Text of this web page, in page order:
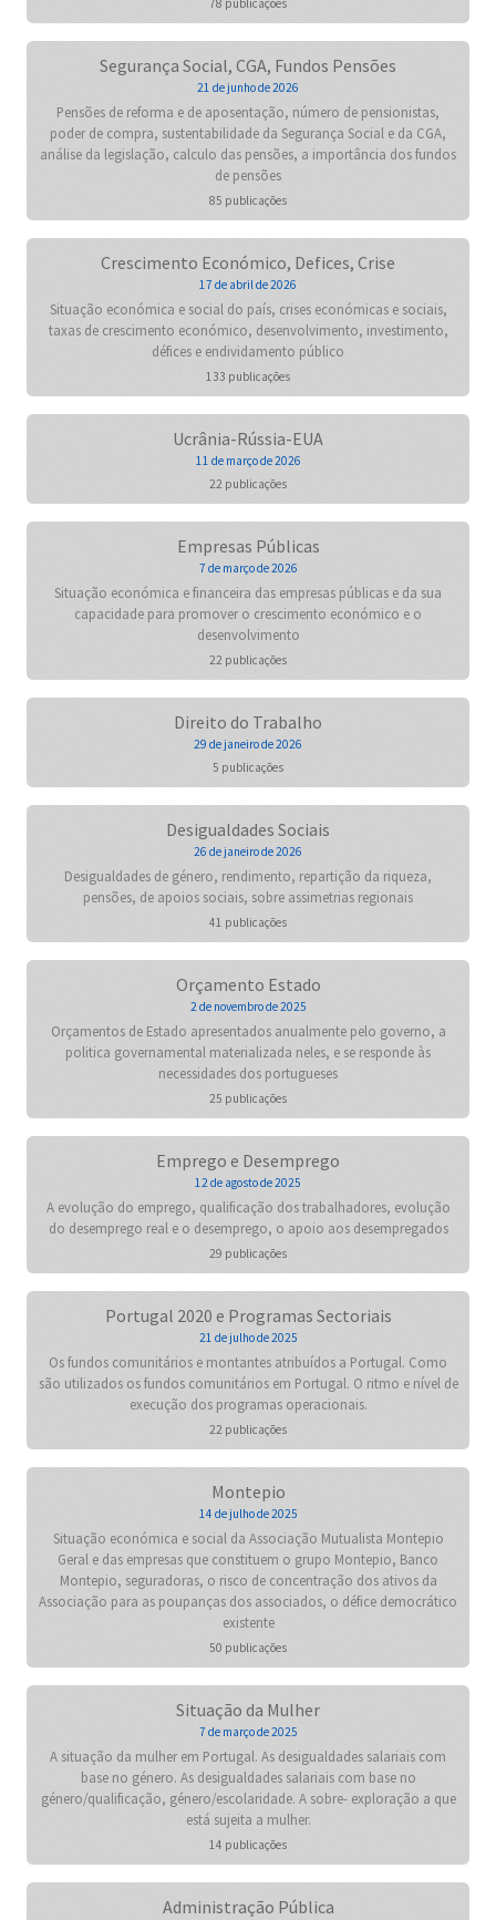
78 publicações
Segurança Social, CGA, Fundos Pensões
21 de junho de 2026
Pensões de reforma e de aposentação, número de pensionistas,
poder de compra, sustentabilidade da Segurança Social e da CGA,
análise da legislação, calculo das pensões, a importância dos fundos
de pensões
85 publicações
Crescimento Económico, Defices, Crise
17 de abril de 2026
Situação económica e social do país, crises económicas e sociais,
taxas de crescimento económico, desenvolvimento, investimento,
défices e endividamento público
133 publicações
Ucrânia-Rússia-EUA
11 de março de 2026
22 publicações
Empresas Públicas
7 de março de 2026
Situação económica e financeira das empresas públicas e da sua
capacidade para promover o crescimento económico e o
desenvolvimento
22 publicações
Direito do Trabalho
29 de janeiro de 2026
5 publicações
Desigualdades Sociais
26 de janeiro de 2026
Desigualdades de género, rendimento, repartição da riqueza,
pensões, de apoios sociais, sobre assimetrias regionais
41 publicações
Orçamento Estado
2 de novembro de 2025
Orçamentos de Estado apresentados anualmente pelo governo, a
politica governamental materializada neles, e se responde às
necessidades dos portugueses
25 publicações
Emprego e Desemprego
12 de agosto de 2025
A evolução do emprego, qualificação dos trabalhadores, evolução
do desemprego real e o desemprego, o apoio aos desempregados
29 publicações
Portugal 2020 e Programas Sectoriais
21 de julho de 2025
Os fundos comunitários e montantes atribuídos a Portugal. Como
são utilizados os fundos comunitários em Portugal. O ritmo e nível de
execução dos programas operacionais.
22 publicações
Montepio
14 de julho de 2025
Situação económica e social da Associação Mutualista Montepio
Geral e das empresas que constituem o grupo Montepio, Banco
Montepio, seguradoras, o risco de concentração dos ativos da
Associação para as poupanças dos associados, o défice democrático
existente
50 publicações
Situação da Mulher
7 de março de 2025
A situação da mulher em Portugal. As desigualdades salariais com
base no género. As desigualdades salariais com base no
género/qualificação, género/escolaridade. A sobre- exploração a que
está sujeita a mulher.
14 publicações
Administração Pública